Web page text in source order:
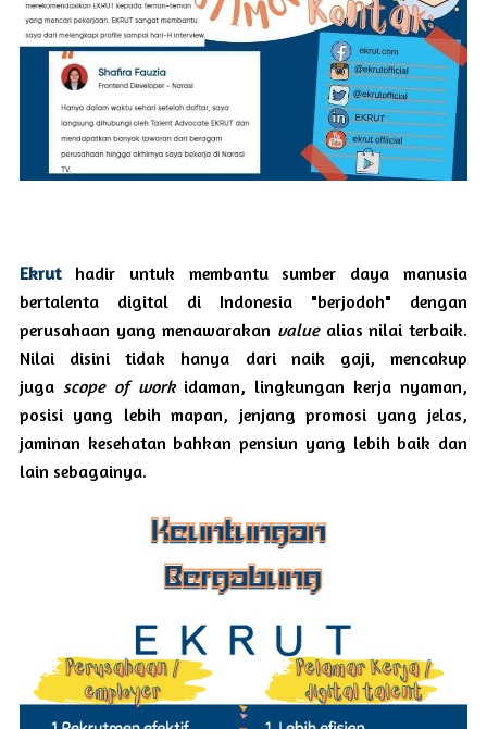
Ekrut hadir untuk membantu sumber daya manusia
bertalenta digital di Indonesia "berjodoh" dengan
perusahaan yang menawarakan value alias nilai terbaik.
Nilai disini tidak hanya dari naik gaji, mencakup
juga scope of workidaman, lingkungan kerja nyaman,
posisi yang lebih mapan, jenjang promosi yang jelas,
jaminan kesehatan bahkan pensiun yang lebih baik dan
lain sebagainya.